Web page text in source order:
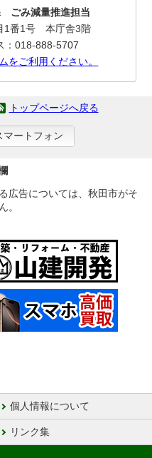
ごみ減量推進担当
1番1号 本庁舎3階
018-888-5707
をご利用ください。
トップページへ戻る
マートフォン
広告については、秋田市がそ
。
個人情報について
リンク集